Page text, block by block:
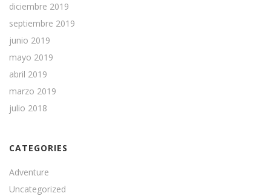
diciembre 2019
septiembre 2019
junio 2019
mayo 2019
abril 2019
marzo 2019
julio 2018
CATEGORIES
Adventure
Uncategorized